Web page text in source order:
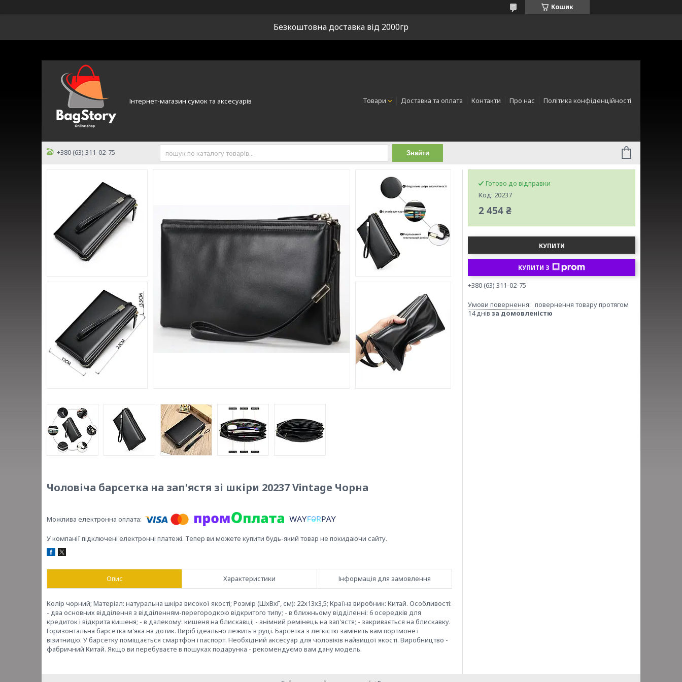
Кошик
Безкоштовна доставка від 2000гр
Інтернет-магазин сумок та аксесуарів Товари Доставка та оплата Контакти Про нас Політика конфіденційності
+380 (63) 311-02-75 Знайти
Чоловіча барсетка на зап'ястя зі шкіри 20237 Vintage Чорна
У компанії підключені електронні платежі. Тепер ви можете купити будь-який товар не покидаючи сайту.
Опис Характеристики Інформація для замовлення
Колір чорний; Матеріал: натуральна шкіра високої якості; Розмір (ШхВхГ, см): 22х13х3,5; Країна виробник: Китай. Особливості:
- два основних відділення з відділенням-перегородкою відкритого типу; - в ближньому відділенні: 6 осередків для
кредиток і відкрита кишеня; - в далекому: кишеня на блискавці; - знімний ремінець на зап'ястя; - закривається на блискавку.
Горизонтальна барсетка м'яка на дотик. Виріб ідеально лежить в руці. Барсетка з легкістю замінить вам портмоне і
візитницю. У барсетку поміщається смартфон і паспорт. Необхідний аксесуар для чоловіків найвищої якості. Виробництво -
фабричний Китай. Якщо ви перебуваєте в пошуках подарунка - рекомендуємо вам дану модель.
Готово до відправки
Код: 20237
2 454 ₴
КУПИТИ
КУПИТИ З
+380 (63) 311-02-75
повернення товару протягом
14 днів за домовленістю